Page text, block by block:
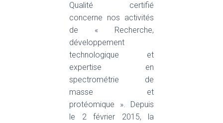
Qualité certifié
concerne nos activités
de « Recherche,
développement
technologique et
expertise en
spectrométrie de
masse et
protéomique ». Depuis
le 2 février 2015, la